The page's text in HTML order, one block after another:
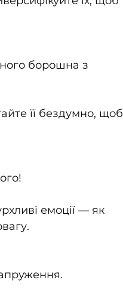
борошна з
її бездумно, щоб
емоції — як